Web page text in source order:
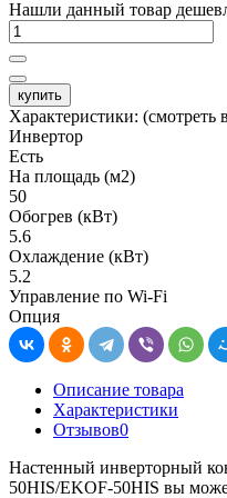
Нашли данный товар
купить
Характеристики: (смотреть
Инвертор
Есть
На площадь (м2)
50
Обогрев (кВт)
5.6
Охлаждение (кВт)
5.2
Управление по Wi-Fi
Опция
Описание товара
Характеристики
Отзывов0
Настенный инверторный
50HIS/EKOF-50HIS вы